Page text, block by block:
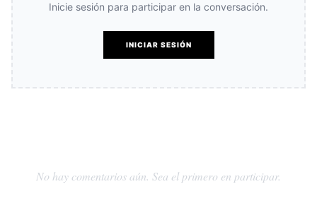
Inicie sesión para participar en la conversación.
INICIAR SESIÓN
No hay comentarios aún. Sea el primero en participar.